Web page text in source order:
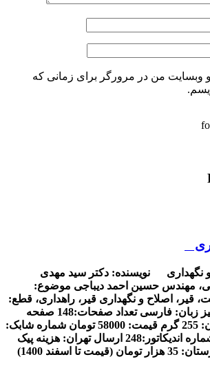
و وبسایت من در مرورگر برای زمانی که
نگهداری
نويسنده: دکتر سید مهدی
مهندس حسین احمد دیباجی موضوع:
قیر، اصلاح و نگهداری قیر، راهداری، قطع:
زبان: فارسی تعداد صفحات:148 صفحه
گرم قیمت: 58000 تومان
شماره شابک:
اندیکاتور:248
ارسال تهران: هزینه پیک
تا اسفند 1400)